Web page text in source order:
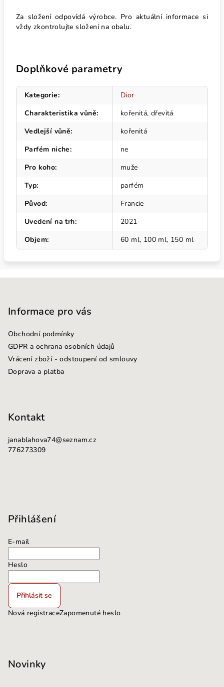
Za složení odpovídá výrobce. Pro aktuální informace si
vždy zkontrolujte složení na obalu.
Doplňkové parametry
Kategorie:
Dior
Charakteristika vůně:
kořenitá, dřevitá
Vedlejší vůně:
kořenitá
Parfém niche:
ne
Pro koho:
muže
Typ:
parfém
Původ:
Francie
Uvedení na trh:
2021
Objem: 60 ml, 100 ml, 150 ml
Informace pro vás
Obchodní podmínky
GDPR a ochrana osobních údajů
Vrácení zboží - odstoupení od smlouvy
Doprava a platba
Kontakt
janablahova74@seznam.cz
776273309
Přihlášení
E-mail
Heslo
Přihlásit se
Nová registraceZapomenuté heslo
Novinky